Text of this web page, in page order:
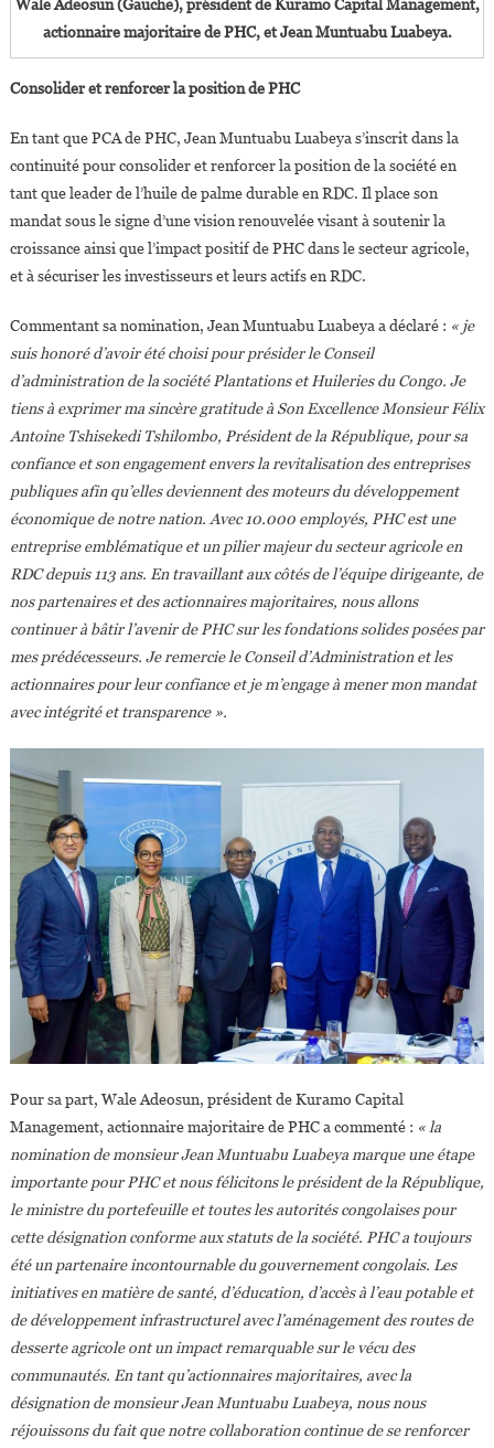
Wale Adeosun (Gauche), président de Kuramo Capital Management,
actionnaire majoritaire de PHC, et Jean Muntuabu Luabeya.
Consolider et renforcer la position de PHC
En tant que PCA de PHC, Jean Muntuabu Luabeya s’inscrit dans la
continuité pour consolider et renforcer la position de la société en
tant que leader de l’huile de palme durable en RDC. Il place son
mandat sous le signe d’une vision renouvelée visant à soutenir la
croissance ainsi que l’impact positif de PHC dans le secteur agricole,
et à sécuriser les investisseurs et leurs actifs en RDC.
Commentant sa nomination, Jean Muntuabu Luabeya a déclaré : « je
suis honoré d’avoir été choisi pour présider le Conseil
d’administration de la société Plantations et Huileries du Congo. Je
tiens à exprimer ma sincère gratitude à Son Excellence Monsieur Félix
Antoine Tshisekedi Tshilombo, Président de la République, pour sa
confiance et son engagement envers la revitalisation des entreprises
publiques afin qu’elles deviennent des moteurs du développement
économique de notre nation. Avec 10.000 employés, PHC est une
entreprise emblématique et un pilier majeur du secteur agricole en
RDC depuis 113 ans. En travaillant aux côtés de l’équipe dirigeante, de
nos partenaires et des actionnaires majoritaires, nous allons
continuer à bâtir l’avenir de PHC sur les fondations solides posées par
mes prédécesseurs. Je remercie le Conseil d’Administration et les
actionnaires pour leur confiance et je m’engage à mener mon mandat
avec intégrité et transparence ».
Pour sa part, Wale Adeosun, président de Kuramo Capital
Management, actionnaire majoritaire de PHC a commenté : « la
nomination de monsieur Jean Muntuabu Luabeya marque une étape
importante pour PHC et nous félicitons le président de la République,
le ministre du portefeuille et toutes les autorités congolaises pour
cette désignation conforme aux statuts de la société. PHC a toujours
été un partenaire incontournable du gouvernement congolais. Les
initiatives en matière de santé, d’éducation, d’accès à l’eau potable et
de développement infrastructurel avec l’aménagement des routes de
desserte agricole ont un impact remarquable sur le vécu des
communautés. En tant qu’actionnaires majoritaires, avec la
désignation de monsieur Jean Muntuabu Luabeya, nous nous
réjouissons du fait que notre collaboration continue de se renforcer